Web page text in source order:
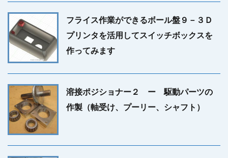
フライス作業ができるボール盤９－３Ｄ
プリンタを活用してスイッチボックスを
作ってみます
溶接ポジショナー２ ー 駆動パーツの
作製（軸受け、プーリー、シャフト）